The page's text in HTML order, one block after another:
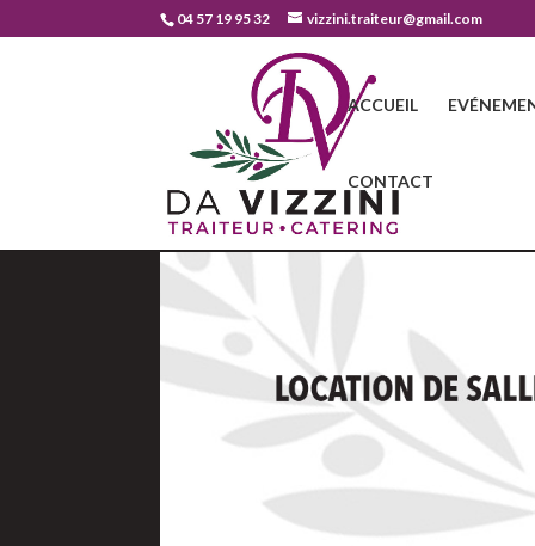
04 57 19 95 32 vizzini.traiteur@gmail.com
ACCUEIL
CONTACT